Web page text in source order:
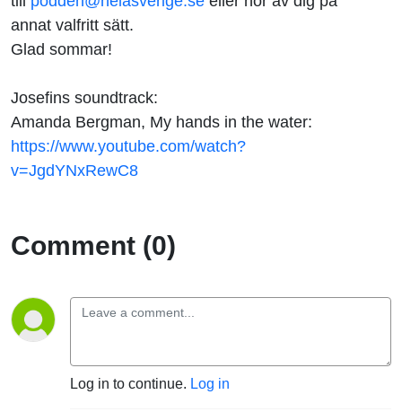
annat valfritt sätt.
Glad sommar!
Josefins soundtrack:
Amanda Bergman, My hands in the water:
https://www.youtube.com/watch?
v=JgdYNxRewC8
Comment (0)
Log in to continue. Log in